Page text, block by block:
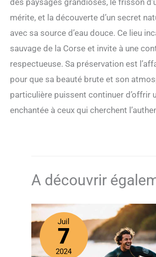
mérite, et la découverte d’un secret
avec sa source d’eau douce. Ce lieu
sauvage de la Corse et invite à une
respectueuse. Sa préservation est
pour que sa beauté brute et son
particulière puissent continuer d’offrir
enchantée à ceux qui cherchent
A découvrir
Juil
7
2024